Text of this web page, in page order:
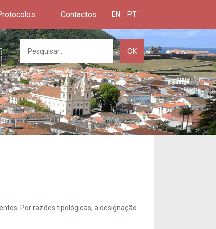
Contactos EN PT
OK
Por razões tipológicas, a designação